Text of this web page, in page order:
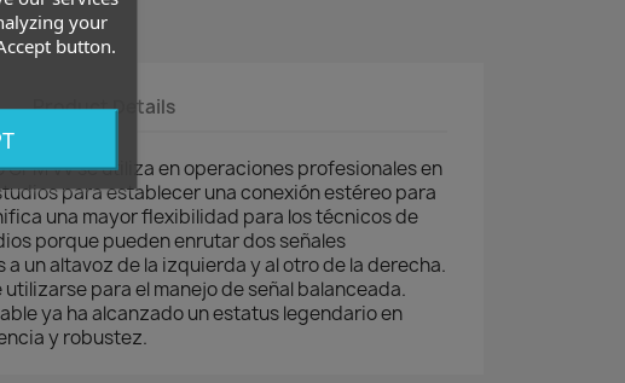
Product Details
CPM VV se utiliza en operaciones profesionales en
para establecer una conexión estéreo para
una mayor flexibilidad para los técnicos de
porque pueden enrutar dos señales
un altavoz de la izquierda y al otro de la derecha.
para el manejo de señal balanceada.
ya ha alcanzado un estatus legendario en
y robustez.
your
button.